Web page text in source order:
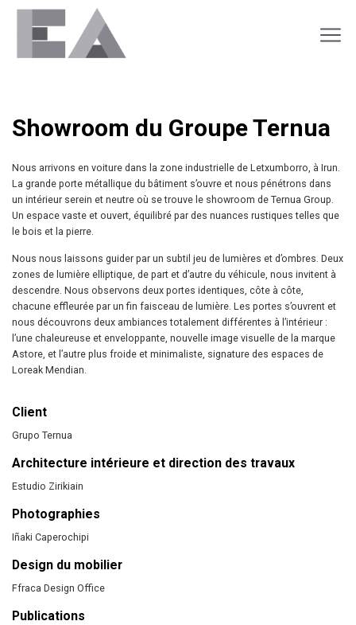
Showroom du Groupe Ternua
Nous arrivons en voiture dans la zone industrielle de Letxumborro, à Irun.
La grande porte métallique du bâtiment s’ouvre et nous pénétrons dans
un intérieur serein et neutre où se trouve le showroom de Ternua Group.
Un espace vaste et ouvert, équilibré par des nuances rustiques telles que
le bois et la pierre.
Nous nous laissons guider par un subtil jeu de lumières et d’ombres. Deux
zones de lumière elliptique, de part et d’autre du véhicule, nous invitent à
descendre. Nous observons deux portes identiques, côte à côte,
chacune effleurée par un fin faisceau de lumière. Les portes s’ouvrent et
nous découvrons deux ambiances totalement différentes à l’intérieur :
l’une chaleureuse et enveloppante, nouvelle image visuelle de la marque
Astore, et l’autre plus froide et minimaliste, signature des espaces de
Loreak Mendian.
Client
Grupo Ternua
Architecture intérieure et direction des travaux
Estudio Zirikiain
Photographies
Iñaki Caperochipi
Design du mobilier
Ffraca Design Office
Publications